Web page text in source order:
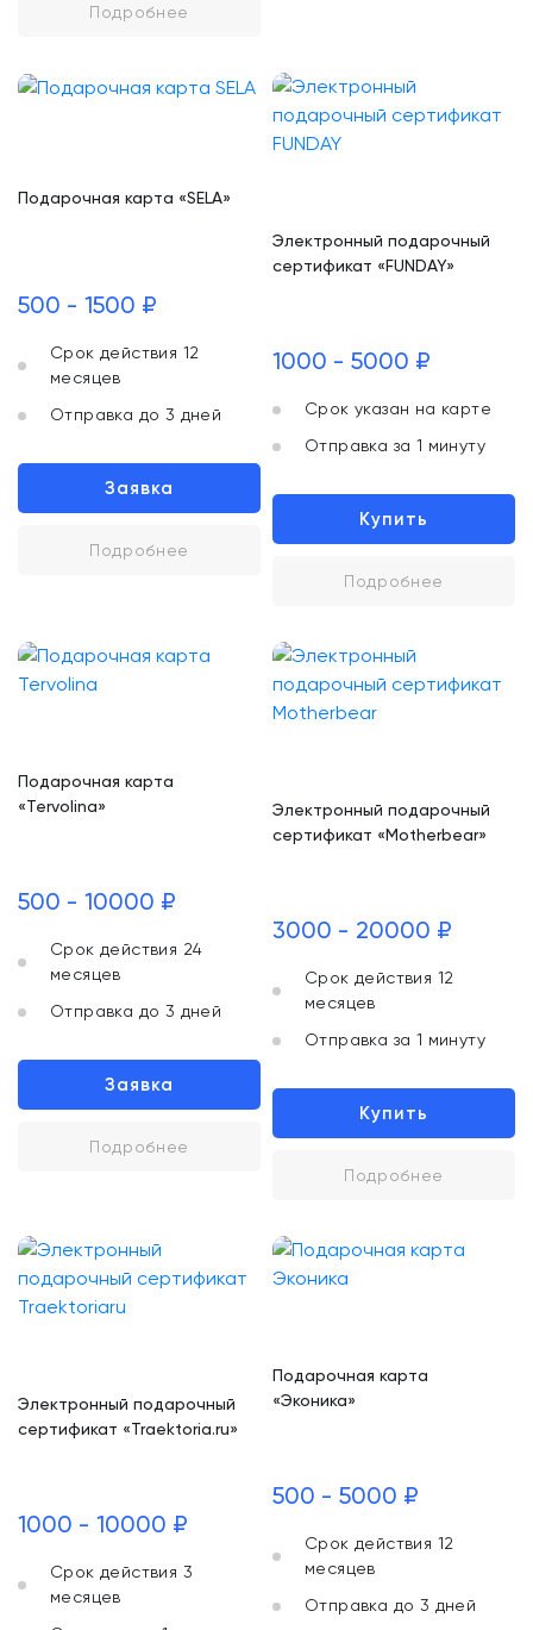
Подробнее
Подарочная карта «SELA»
500 - 1500 ₽
Срок действия 12
месяцев
Отправка до 3 дней
Заявка
Подробнее
Электронный подарочный
сертификат «FUNDAY»
1000 - 5000 ₽
Срок указан на карте
Отправка за 1 минуту
Купить
Подробнее
Подарочная карта
«Tervolina»
500 - 10000 ₽
Срок действия 24
месяцев
Отправка до 3 дней
Заявка
Подробнее
Электронный подарочный
сертификат «Motherbear»
3000 - 20000 ₽
Срок действия 12
месяцев
Отправка за 1 минуту
Купить
Подробнее
Электронный подарочный
сертификат «Traektoria.ru»
1000 - 10000 ₽
Срок действия 3
месяцев
Подарочная карта
«Эконика»
500 - 5000 ₽
Срок действия 12
месяцев
Отправка до 3 дней